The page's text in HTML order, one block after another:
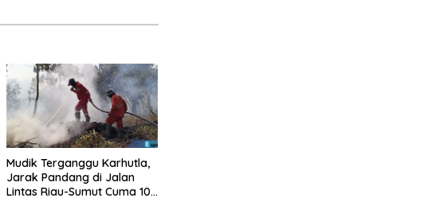
Mudik Terganggu Karhutla,
Jarak Pandang di Jalan
Lintas Riau-Sumut Cuma 10